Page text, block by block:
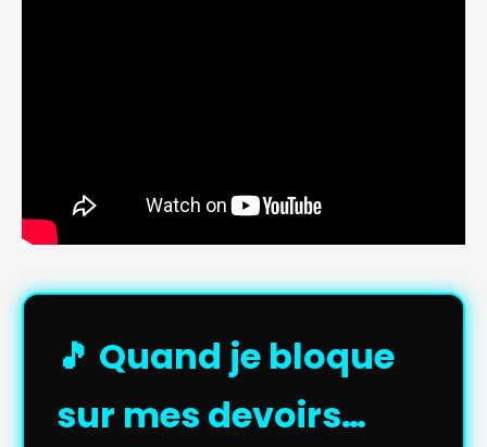
🎵 Quand je bloque
sur mes devoirs…